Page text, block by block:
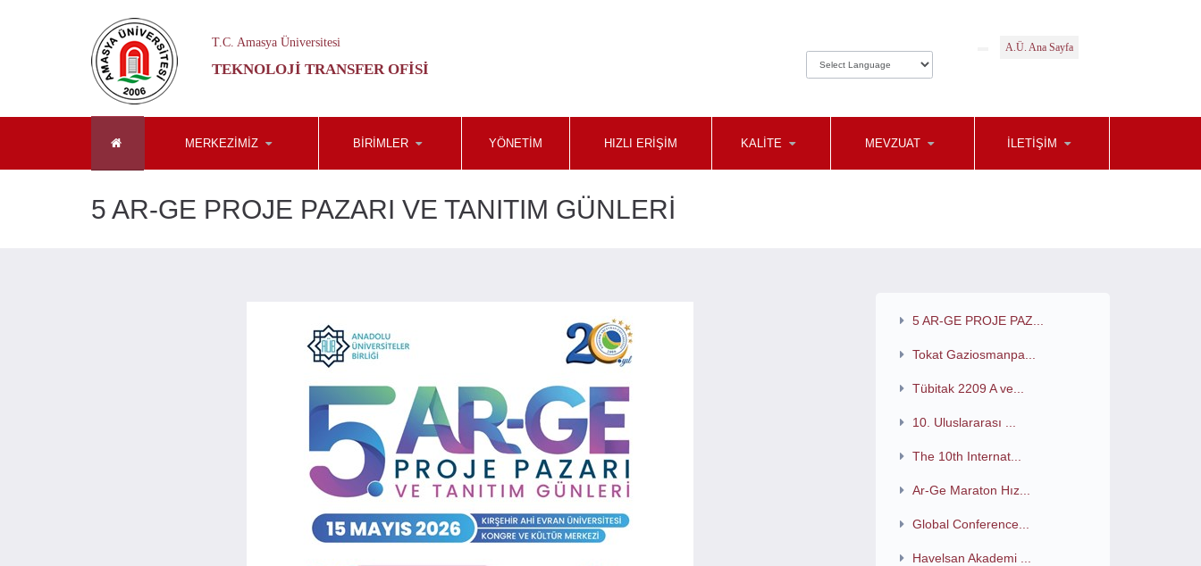
T.C. Amasya Üniversitesi
TEKNOLOJI TRANSFER OFISI
A.Ü. Ana Sayfa
MERKEZİMİZ BIRIMLER YÖNETIM HIZLI ERIŞIM KALITE MEVZUAT İLETIŞIM
5 AR-GE PROJE PAZARI VE TANITIM GÜNLERİ
5 AR-GE PROJE PAZ...
Tokat Gaziosmanpa...
Tübitak 2209 A ve...
10. Uluslararası ...
The 10th Internat...
Ar-Ge Maraton Hız...
Global Conference...
Havelsan Akademi ...